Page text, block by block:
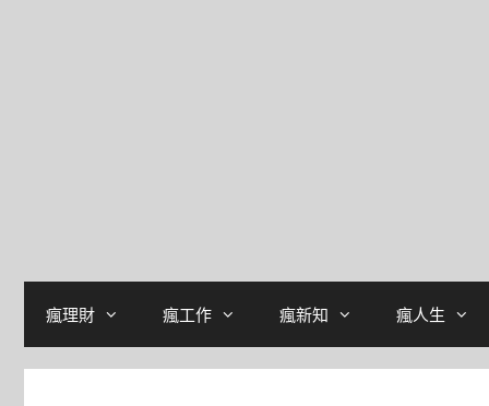
瘋理財 瘋工作 瘋新知 瘋人生